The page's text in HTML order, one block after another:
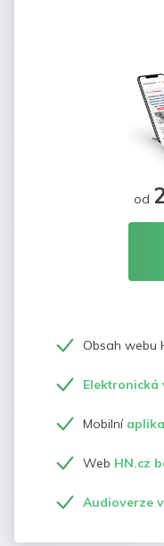
od
Obsah webu
Elektronická
Mobilní
Web HN.cz
Audioverze